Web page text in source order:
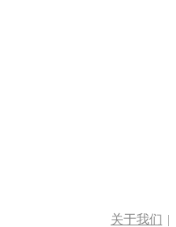
关于我们 |